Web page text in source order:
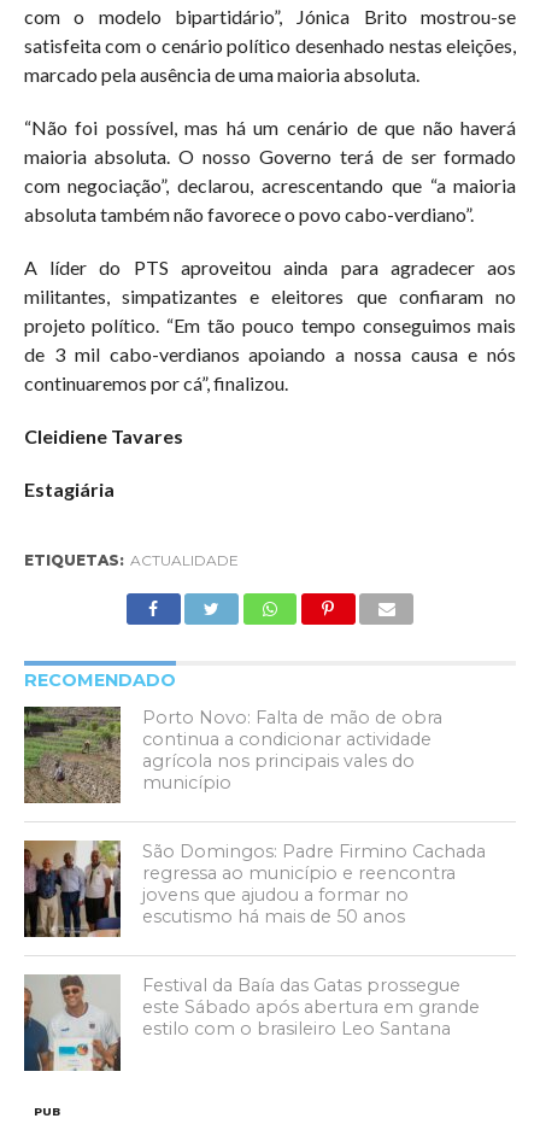
com o modelo bipartidário”, Jónica Brito mostrou-se
satisfeita com o cenário político desenhado nestas eleições,
marcado pela ausência de uma maioria absoluta.
“Não foi possível, mas há um cenário de que não haverá
maioria absoluta. O nosso Governo terá de ser formado
com negociação”, declarou, acrescentando que “a maioria
absoluta também não favorece o povo cabo-verdiano”.
A líder do PTS aproveitou ainda para agradecer aos
militantes, simpatizantes e eleitores que confiaram no
projeto político. “Em tão pouco tempo conseguimos mais
de 3 mil cabo-verdianos apoiando a nossa causa e nós
continuaremos por cá”, finalizou.
Cleidiene Tavares
Estagiária
ETIQUETAS: ACTUALIDADE
RECOMENDADO
Porto Novo: Falta de mão de obra
continua a condicionar actividade
agrícola nos principais vales do
município
São Domingos: Padre Firmino Cachada
regressa ao município e reencontra
jovens que ajudou a formar no
escutismo há mais de 50 anos
Festival da Baía das Gatas prossegue
este Sábado após abertura em grande
estilo com o brasileiro Leo Santana
PUB